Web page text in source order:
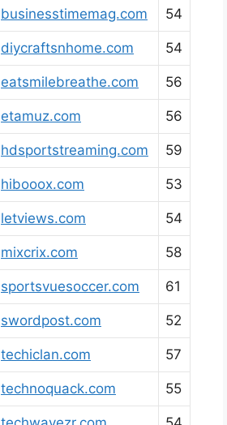
businesstimemag.com 54
diycraftsnhome.com 54
eatsmilebreathe.com 56
etamuz.com 56
hdsportstreaming.com 59
hibooox.com 53
letviews.com 54
mixcrix.com 58
sportsvuesoccer.com 61
swordpost.com 52
techiclan.com 57
technoquack.com 55